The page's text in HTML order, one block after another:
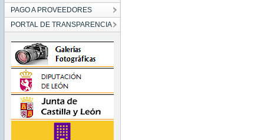
PAGO A PROVEEDORES
PORTAL DE TRANSPARENCIA